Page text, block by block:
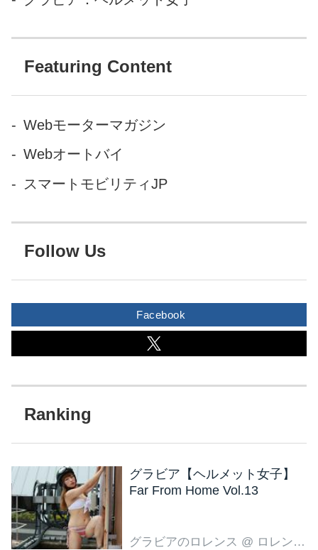
Featuring Content
Webモーターマガジン
Webオートバイ
スマートモビリティJP
Follow Us
Facebook
グラビア【ヘルメット女子】
Far From Home Vol.13
グラビアのロレンス @ ロレンス編集部